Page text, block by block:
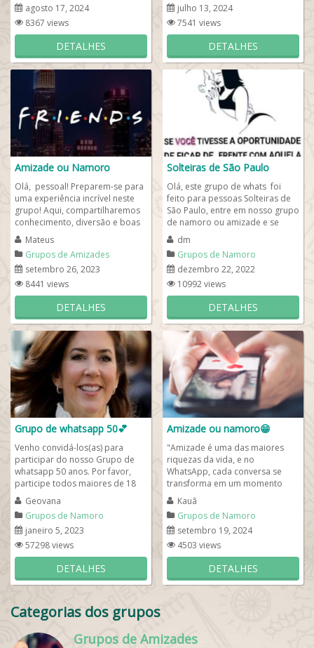
agosto 17, 2024
8367 views
DETALHES
julho 13, 2024
7541 views
DETALHES
Amizade ou Namoro
Olá, pessoal! Preparem-se para
uma experiência incrível neste
grupo! Aqui, compartilharemos
conhecimento, diversão e boas
conversas. Juntos, vamos criar...
Mateus
Grupos de Amizades
setembro 26, 2023
8441 views
DETALHES
Solteiras de São Paulo
Olá, este grupo de whats foi
feito para pessoas Solteiras de
São Paulo, entre em nosso grupo
de namoro ou amizade e se
apresente com fotos, idade e
nome e...
dm
Grupos de Namoro
dezembro 22, 2022
10992 views
DETALHES
Grupo de whatsapp 50💕
Venho convidá-los(as) para
participar do nosso Grupo de
whatsapp 50 anos. Por favor,
participe todos maiores de 18
anos solteiros que querem um
namoro na...
Geovana
Grupos de Namoro
janeiro 5, 2023
57298 views
DETALHES
Amizade ou namoro😁
"Amizade é uma das maiores
riquezas da vida, e no
WhatsApp, cada conversa se
transforma em um momento
especial. Aqui, compartilho
risadas, apoio e histórias...
Kauã
Grupos de Namoro
setembro 19, 2024
4503 views
DETALHES
Categorias dos grupos
Grupos de Amizades